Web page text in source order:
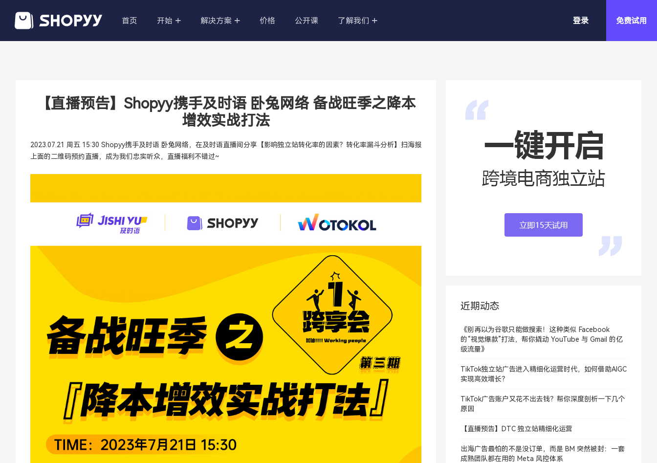
首页 开始 解决方案
启新局势。
国际品牌商店
牌官网
便用，SAAS系统更安全稳定。
精品建站v1.0
SHOPYY 第一代系统，功能强大，
适合做精细化运营的较大独立站。
价格 公开课 了解我们 登录 免费试用
【直播预告】Shopyy携手及时语 卧兔网络 备战旺季之降本
增效实战打法
2023.07.21 周五 15:30 Shopyy携手及时语 卧兔网络，在及时语直播间分享【影响独立站转化率的因素？转化率漏斗分析】扫海报
上面的二维码预约直播，成为我们忠实听众，直播福利不错过~
近期动态
《别再以为谷歌只能做搜索！这种类似 Facebook
的“视觉爆款”打法，帮你撬动 YouTube 与 Gmail 的亿
级流量》
TikTok独立站广告进入精细化运营时代，如何借助AIGC
实现高效增长？
TikTok广告账户又花不出去钱？帮你深度剖析一下几个
原因
【直播预告】DTC 独立站精细化运营
出海广告最怕的不是没订单，而是 BM 突然被封：一套
成熟团队都在用的 Meta 风控体系